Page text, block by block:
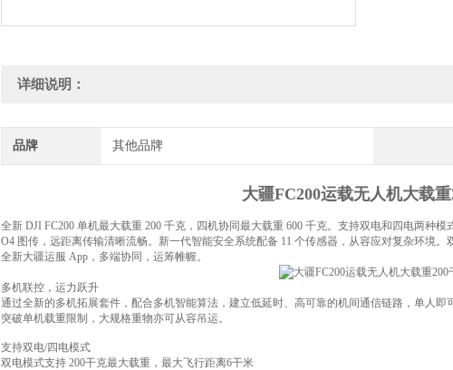
详细说明：
品牌 其他品牌
大疆FC200运载无人机大载
全新 DJI FC200 单机最大载重 200 千克，四机协同最大载重 600 千克。支持双电和四电两种
O4 图传，远距离传输清晰流畅。新一代智能安全系统配备 11 个传感器，从容应对复杂环境
全新大疆运服 App，多端协同，运筹帷幄。
多机联控，运力跃升
通过全新的多机拓展套件，配合多机智能算法，建立低延时、高可靠的机间通信链路，单人
突破单机载重限制，大规格重物亦可从容吊运。
支持双电/四电模式
双电模式支持 200干克最大载重，最大飞行距离6干米